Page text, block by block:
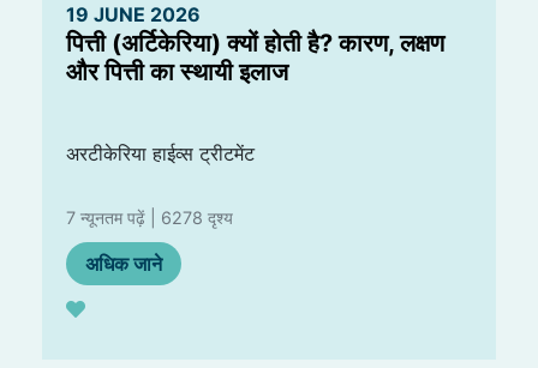
19 JUNE 2026
पित्ती (अर्टिकेरिया) क्यों होती है? कारण, लक्षण
और पित्ती का स्थायी इलाज
अरटीकेरिया हाईव्स ट्रीटमेंट
7 न्यूनतम पढ़ें | 6278 दृश्य
अधिक जाने